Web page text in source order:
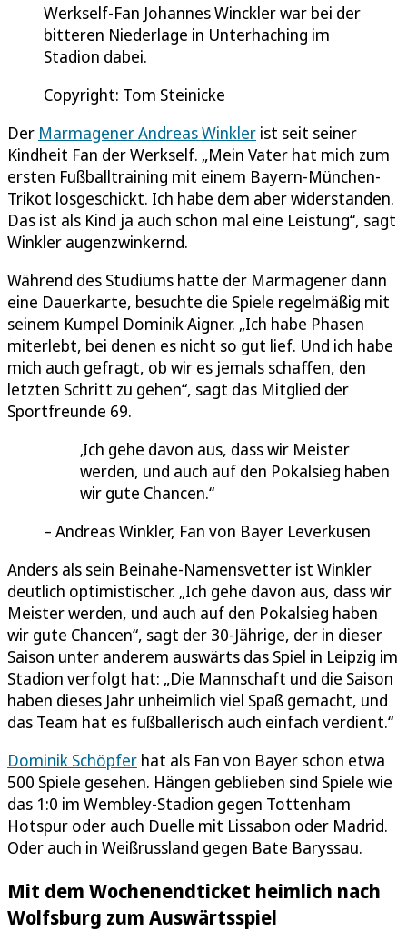
Werkself-Fan Johannes Winckler war bei der
bitteren Niederlage in Unterhaching im
Stadion dabei.
Copyright: Tom Steinicke
Der Marmagener Andreas Winkler ist seit seiner
Kindheit Fan der Werkself. „Mein Vater hat mich zum
ersten Fußballtraining mit einem Bayern-München-
Trikot losgeschickt. Ich habe dem aber widerstanden.
Das ist als Kind ja auch schon mal eine Leistung“, sagt
Winkler augenzwinkernd.
Während des Studiums hatte der Marmagener dann
eine Dauerkarte, besuchte die Spiele regelmäßig mit
seinem Kumpel Dominik Aigner. „Ich habe Phasen
miterlebt, bei denen es nicht so gut lief. Und ich habe
mich auch gefragt, ob wir es jemals schaffen, den
letzten Schritt zu gehen“, sagt das Mitglied der
Sportfreunde 69.
Ich gehe davon aus, dass wir Meister
werden, und auch auf den Pokalsieg haben
wir gute Chancen.
Andreas Winkler, Fan von Bayer Leverkusen
Anders als sein Beinahe-Namensvetter ist Winkler
deutlich optimistischer. „Ich gehe davon aus, dass wir
Meister werden, und auch auf den Pokalsieg haben
wir gute Chancen“, sagt der 30-Jährige, der in dieser
Saison unter anderem auswärts das Spiel in Leipzig im
Stadion verfolgt hat: „Die Mannschaft und die Saison
haben dieses Jahr unheimlich viel Spaß gemacht, und
das Team hat es fußballerisch auch einfach verdient.“
Dominik Schöpfer hat als Fan von Bayer schon etwa
500 Spiele gesehen. Hängen geblieben sind Spiele wie
das 1:0 im Wembley-Stadion gegen Tottenham
Hotspur oder auch Duelle mit Lissabon oder Madrid.
Oder auch in Weißrussland gegen Bate Baryssau.
Mit dem Wochenendticket heimlich nach
Wolfsburg zum Auswärtsspiel